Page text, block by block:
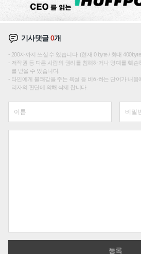
기사댓글0개
200자까지 쓰실 수 있습니다. (현재 0 byte / 최대
저작권 등 다른 사람의 권리를 침해하거나 명예를 훼손
를 받을 수 있습니다.
타인에게 불쾌감을 주는 욕설 등 비하하는 단어가 내
리자의 판단에 의해 삭제 합니다.